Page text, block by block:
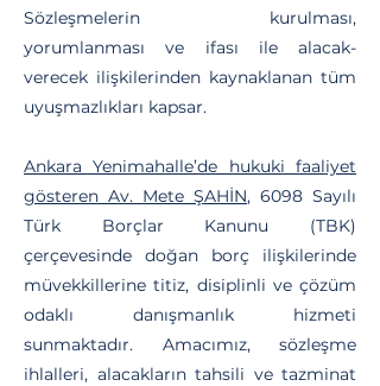
Sözleşmelerin kurulması,
yorumlanması ve ifası ile alacak-
verecek ilişkilerinden kaynaklanan tüm
uyuşmazlıkları kapsar.
Ankara Yenimahalle’de hukuki faaliyet
gösteren Av. Mete ŞAHİN, 6098 Sayılı
Türk Borçlar Kanunu (TBK)
çerçevesinde doğan borç ilişkilerinde
müvekkillerine titiz, disiplinli ve çözüm
odaklı danışmanlık hizmeti
sunmaktadır. Amacımız, sözleşme
ihlalleri, alacakların tahsili ve tazminat